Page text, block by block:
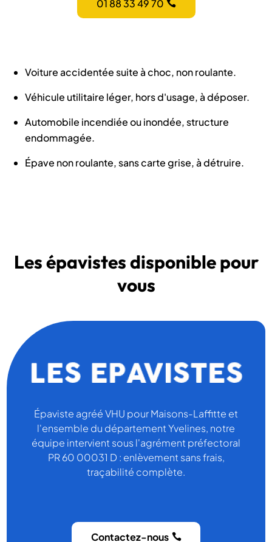
01 88 33 49 70
Voiture accidentée suite à choc, non roulante.
Véhicule utilitaire léger, hors d'usage, à déposer.
Automobile incendiée ou inondée, structure
endommagée.
Épave non roulante, sans carte grise, à détruire.
Les épavistes disponible pour
vous
Épaviste agréé VHU pour Maisons-Laffitte et
l'ensemble du département Yvelines, notre
équipe intervient sous l'agrément préfectoral
PR 60 00031 D : enlèvement sans frais,
traçabilité complète.
Contactez-nous